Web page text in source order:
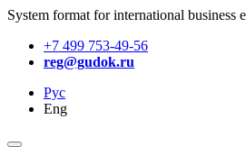
System format for international business
+7 499 753-49-56
reg@gudok.ru
Рус
Eng